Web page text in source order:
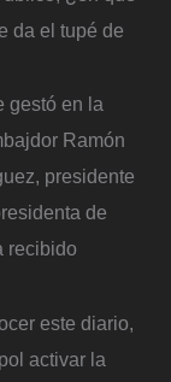
da el tupé de
gestó en la
Ramón
presidente
de
recibido
este diario,
activar la